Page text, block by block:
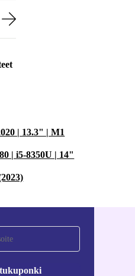
| 13.3" | M1
| i5-8350U | 14"